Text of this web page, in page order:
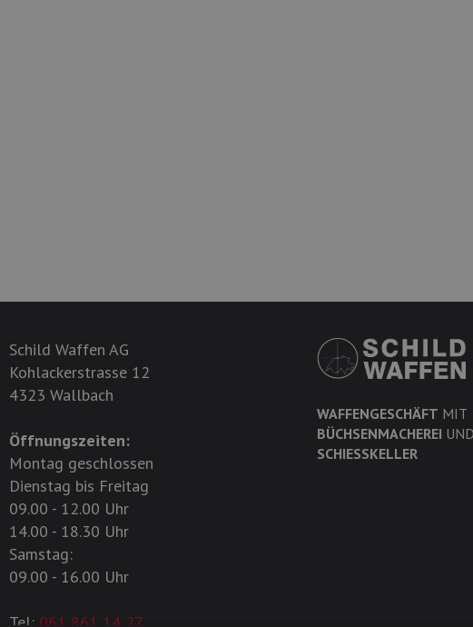
Schild Waffen AG
Kohlackerstrasse 12
4323 Wallbach
Öffnungszeiten:
Montag geschlossen
Dienstag bis Freitag
09.00 - 12.00 Uhr
14.00 - 18.30 Uhr
Samstag:
09.00 - 16.00 Uhr
Tel: 061 861 14 27
WAFFENGESCHÄFT MIT
BÜCHSENMACHEREI UND
SCHIESSKELLER